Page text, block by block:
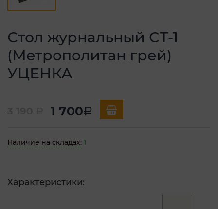
Стол журнальный СТ-1
(Метрополитан грей)
УЦЕНКА
3 190 1 700a
Наличие на складах: 1
Характеристики: